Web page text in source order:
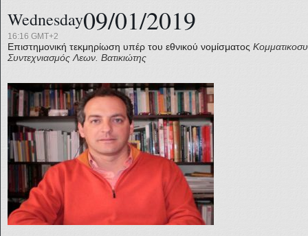
Wednesday09/01/2019
16:16 GMT+2
Επιστημονική τεκμηρίωση υπέρ του εθνικού νομίσματος
Συντεχνιασμός Λεων. Βατικιώτης